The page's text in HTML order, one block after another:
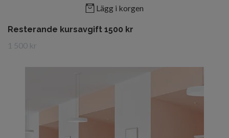
Lägg i korgen
Resterande kursavgift 1500 kr
1 500 kr